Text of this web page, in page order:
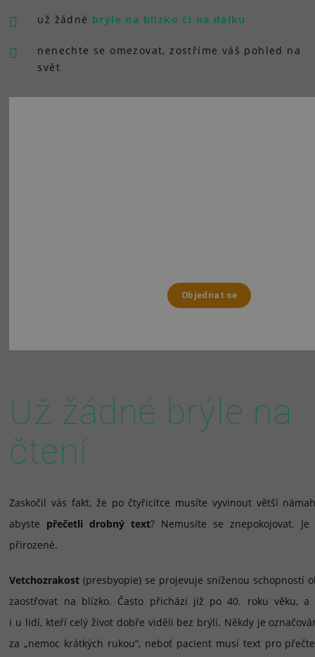
už žádné brýle na blízko či na dálku
nenechte se omezovat, zostříme váš pohled na
svět
Objednat se
Už žádné brýle na
čtení
Zaskočil vás fakt, že po čtyřicítce musíte vyvinout větší
abyste přečetli drobný text? Nemusíte se znepokojovat. Je
přirozené.
Vetchozrakost (presbyopie) se projevuje sníženou schopností
zaostřovat na blízko. Často přichází již po 40. roku věku, a
i u lidí, kteří celý život dobře viděli bez brýlí. Někdy je
za „nemoc krátkých rukou“, neboť pacient musí text pro